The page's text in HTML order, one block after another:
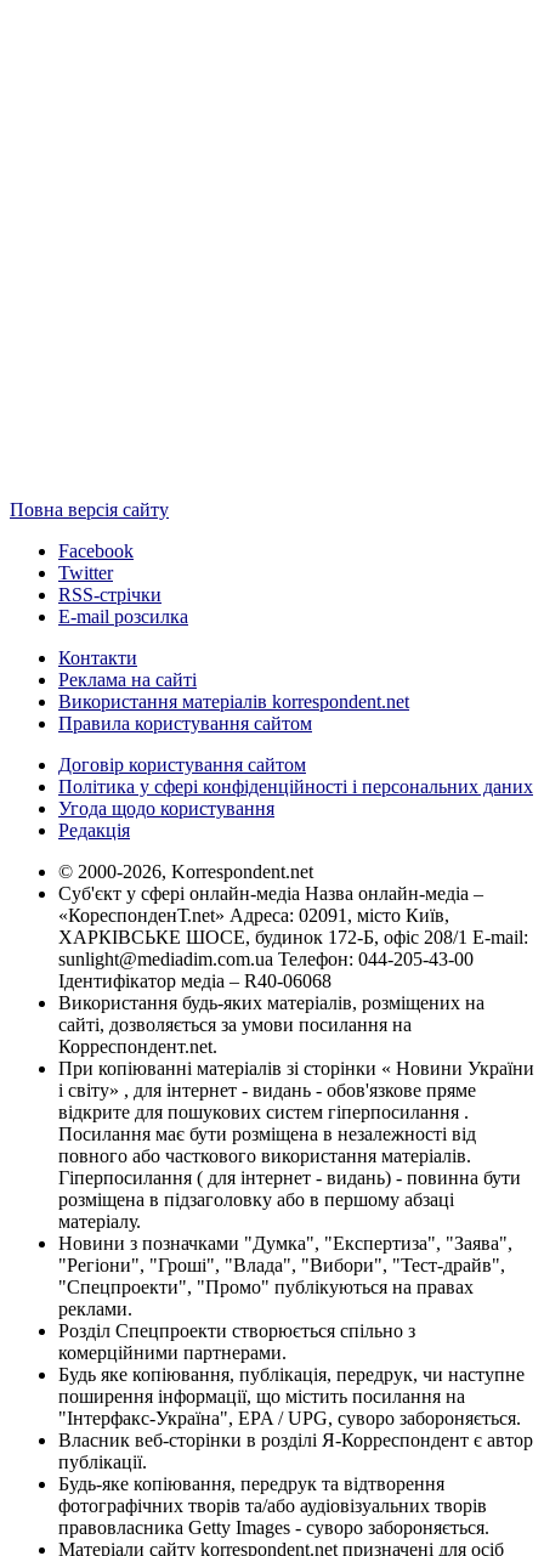
Повна версія сайту
Facebook
Twitter
RSS-стрічки
E-mail розсилка
Контакти
Реклама на сайті
Використання матеріалів korrespondent.net
Правила користування сайтом
Договір користування сайтом
Політика у сфері конфіденційності і персональних даних
Угода щодо користування
Редакція
© 2000-2026, Korrespondent.net
Суб'єкт у сфері онлайн-медіа Назва онлайн-медіа –
«КореспонденТ.net» Адреса: 02091, місто Київ,
ХАРКІВСЬКЕ ШОСЕ, будинок 172-Б, офіс 208/1 E-mail:
sunlight@mediadim.com.ua Телефон: 044-205-43-00
Ідентифікатор медіа – R40-06068
Використання будь-яких матеріалів, розміщених на
сайті, дозволяється за умови посилання на
Корреспондент.net.
При копіюванні матеріалів зі сторінки « Новини України
і світу» , для інтернет - видань - обов'язкове пряме
відкрите для пошукових систем гіперпосилання .
Посилання має бути розміщена в незалежності від
повного або часткового використання матеріалів.
Гіперпосилання ( для інтернет - видань) - повинна бути
розміщена в підзаголовку або в першому абзаці
матеріалу.
Новини з позначками "Думка", "Експертиза", "Заява",
"Регіони", "Гроші", "Влада", "Вибори", "Тест-драйв",
"Спецпроекти", "Промо" публікуються на правах
реклами.
Розділ Спецпроекти створюється спільно з
комерційними партнерами.
Будь яке копіювання, публікація, передрук, чи наступне
поширення інформації, що містить посилання на
"Інтерфакс-Україна", EPA / UPG, суворо забороняється.
Власник веб-сторінки в розділі Я-Корреспондент є автор
публікації.
Будь-яке копіювання, передрук та відтворення
фотографічних творів та/або аудіовізуальних творів
правовласника Getty Images - суворо забороняється.
Матеріали сайту korrespondent.net призначені для осіб